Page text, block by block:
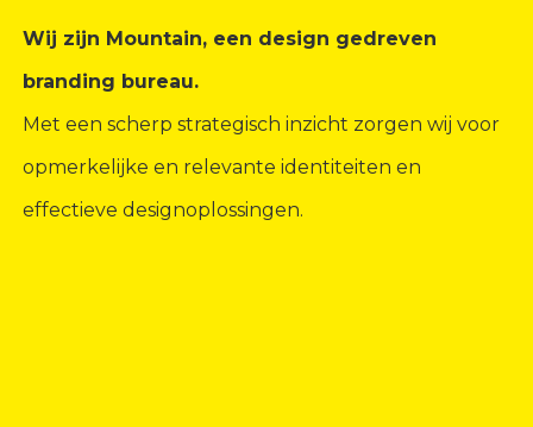
Wij zijn Mountain, een design gedreven
branding bureau.
Met een scherp strategisch inzicht zorgen wij voor
opmerkelijke en relevante identiteiten en
effectieve designoplossingen.